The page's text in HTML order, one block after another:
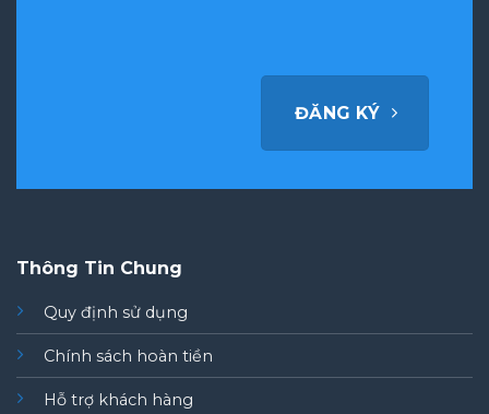
ĐĂNG KÝ
Thông Tin Chung
Quy định sử dụng
Chính sách hoàn tiền
Hỗ trợ khách hàng